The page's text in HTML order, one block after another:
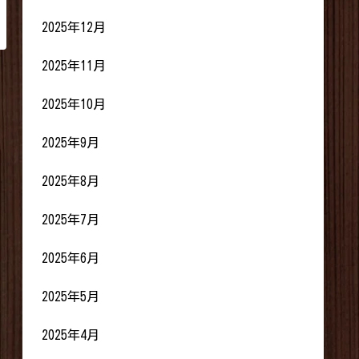
2025年12月
2025年11月
2025年10月
2025年9月
2025年8月
2025年7月
2025年6月
2025年5月
2025年4月